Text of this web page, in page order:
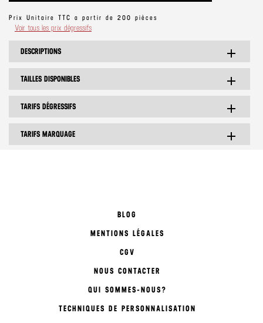
Prix Unitaire TTC a partir de 200 pièces
Voir tous les prix dégressifs
DESCRIPTIONS add
TAILLES DISPONIBLES add
TARIFS DÉGRESSIFS add
TARIFS MARQUAGE add
BLOG
MENTIONS LÉGALES
CGV
NOUS CONTACTER
QUI SOMMES-NOUS?
TECHNIQUES DE PERSONNALISATION